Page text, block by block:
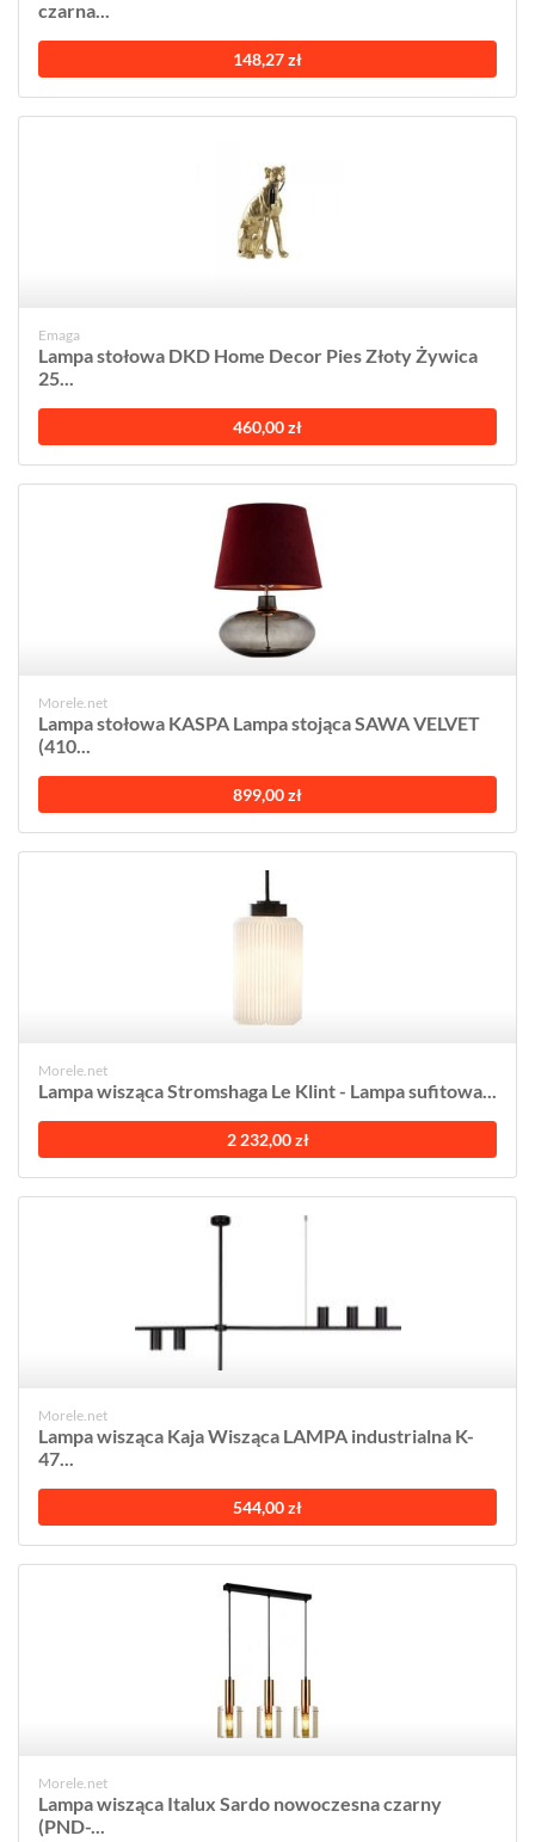
czarna...
148,27 zł
Emaga
Lampa stołowa DKD Home Decor Pies Złoty Żywica
25...
460,00 zł
Morele.net
Lampa stołowa KASPA Lampa stojąca SAWA VELVET
(410...
899,00 zł
Morele.net
Lampa wisząca Stromshaga Le Klint - Lampa sufitowa...
2 232,00 zł
Morele.net
Lampa wisząca Kaja Wisząca LAMPA industrialna K-
47...
544,00 zł
Morele.net
Lampa wisząca Italux Sardo nowoczesna czarny
(PND-...